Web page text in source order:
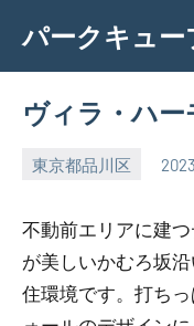
content
パークキュー
ヴィラ・ハ
東京都品川区
不動前エリアに建
が美しいかむろ坂
住環境です。打ち